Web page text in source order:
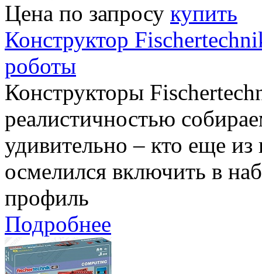
Цена по запросу купить
Конструктор
роботы
Конструкторы
реалистичностью
удивительно – кто еще из
осмелился включить в
профиль
Подробнее